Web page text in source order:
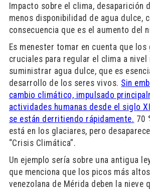
Impacto sobre el clima, desaparición
menos disponibilidad de agua dulce,
consecuencia que es el aumento del
Es menester tomar en cuenta que los
cruciales para regular el clima a nivel
suministrar agua dulce, que es
desarrollo de los seres vivos. Sin
cambio climático, impulsado
actividades humanas desde el siglo
se están derritiendo rápidamente. 70
está en los glaciares, pero
“Crisis Climática”.
Un ejemplo sería sobre una antigua
que menciona que los picos más
venezolana de Mérida deben la nieve